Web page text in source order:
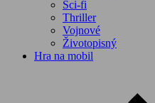
Sci-fi
Thriller
Vojnové
Životopisný
Hra na mobil